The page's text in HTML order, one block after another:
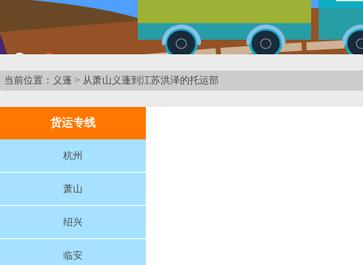
当前位置： 义蓬 > 从萧山义蓬到江苏洪泽的托运部
货运专线
杭州
萧山
绍兴
临安